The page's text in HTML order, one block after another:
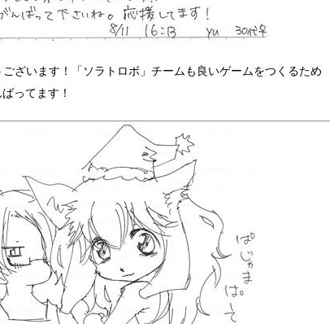
ざいます！「ソラトロボ」チームも良いゲームをつくるため
ってます！